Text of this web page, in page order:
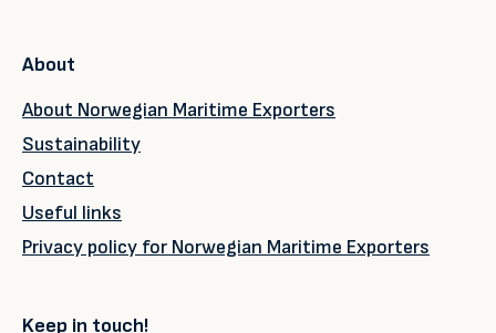
About
About Norwegian Maritime Exporters
Sustainability
Contact
Useful links
Privacy policy for Norwegian Maritime Exporters
Keep in touch!